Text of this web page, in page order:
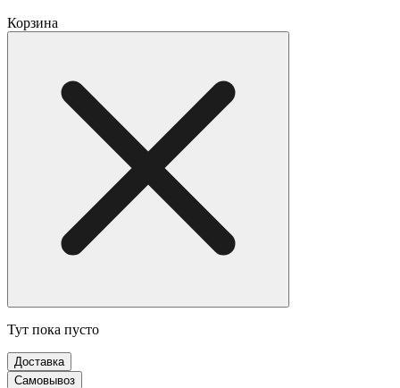
Корзина
Тут пока пусто
Доставка
Самовывоз